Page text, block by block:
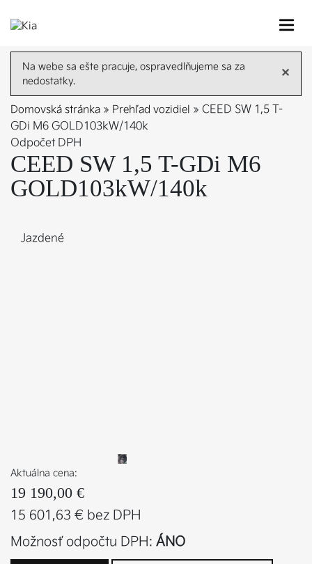
Prehľad vozidiel
Zvýhodnené ponuky
Novinky
Servis
✕
Na webe sa ešte pracuje, ospravedlňujeme sa za
nedostatky.
Domovská stránka » Prehľad vozidiel » CEED SW 1,5 T-
GDi M6 GOLD103kW/140k
Odpočet DPH
CEED SW 1,5 T-GDi M6
GOLD103kW/140k
Jazdené
Aktuálna cena:
19 190,00 €
15 601,63 € bez DPH
Možnosť odpočtu DPH: ÁNO